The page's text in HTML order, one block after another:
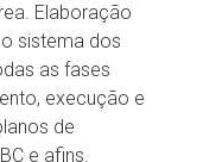
Elaboração
sistema dos
as fases
execução e
de
e afins.